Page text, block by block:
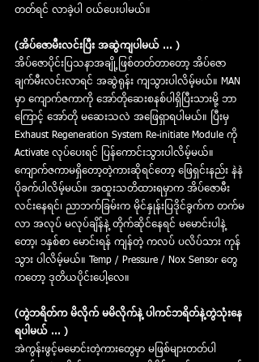
တတ်ရင် လာခဲ့ပါ ဝယ်ပေးပါမယ်။
(အိပ်ဇောမီးလင်းပြီး အဆွဲကျပါမယ် ... )
အိပ်ဇောပိုင်းပြသနာအချို့ဖြစ်တတ်တာတော့ အိပ်ဇော
ချက်မီးလင်းလာရင် အဆွဲရုန်း ကျသွားပါလိမ့်မယ်။ MAN
မှာ ကျောက်ဇကာကို အော်တိုဆေးစနစ်ပါရှိပြီးသားမို့ ဘာ
ကြောင့် အော်တို မဆေးသလဲ အဖြေရှာရပါမယ်။ ပြီးမှ
Exhaust Regeneration System Re-initiate Module ကို
Activate လုပ်ပေးရင် ပြန်ကောင်းသွားပါလိမ့်မယ်။
ကျောက်ဇကာမရှိတော့တဲ့ကားဆိုရင်တော့ ဖြေရှင်းနည်း နဲနဲ
ပိုခက်ပါလိမ့်မယ်။ အထူးသတိထားရမှာက အိပ်ဇောမီး
လင်းနေရင်၊ ညာဘက်ခြမ်းက မိုင်နှုန်းပြဒိုင်ခွက်က တက်မ
လာ အလုပ် မလုပ်ချိန်နဲ့ တိုက်ဆိုင်နေရင် မမောင်းပါနဲ့
တော့၊ ၁နှစ်စာ မောင်းရန် ကျန်တဲ့ ကလပ် ပလိပ်သား ကုန်
သွား ပါလိမ့်မယ်။ Temp / Pressure / Nox Sensor တွေ
ကတော့ ဒုတိယပိုင်းပေါ့လေ။
(တွဲဘရိတ်က မိလိုက် မမိလိုက်နဲ့ ပါကင်ဘရိတ်နဲ့တွဲသုံးနေ
ရပါမယ် ... )
အဲကွန်းဖွင့်မမောင်းတဲ့ကားတွေမှာ မဖြစ်များတတ်ပါ